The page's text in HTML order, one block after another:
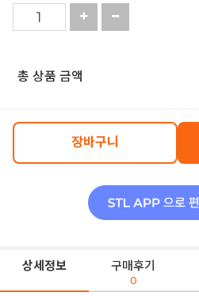
총 상품 금액
장바구니
상세정보 구매후기
0